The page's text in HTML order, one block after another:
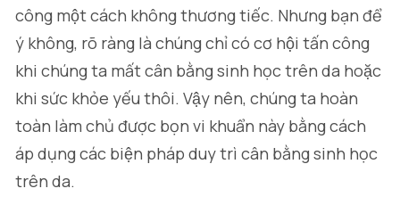
công một cách không thương tiếc. Nhưng bạn để
ý không, rõ ràng là chúng chỉ có cơ hội tấn công
khi chúng ta mất cân bằng sinh học trên da hoặc
khi sức khỏe yếu thôi. Vậy nên, chúng ta hoàn
toàn làm chủ được bọn vi khuẩn này bằng cách
áp dụng các biện pháp duy trì cân bằng sinh học
trên da.